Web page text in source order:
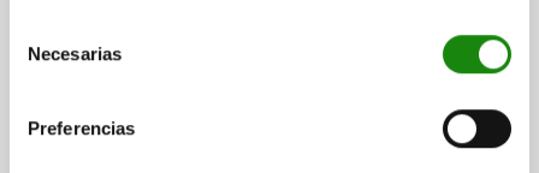
Necesarias
Preferencias